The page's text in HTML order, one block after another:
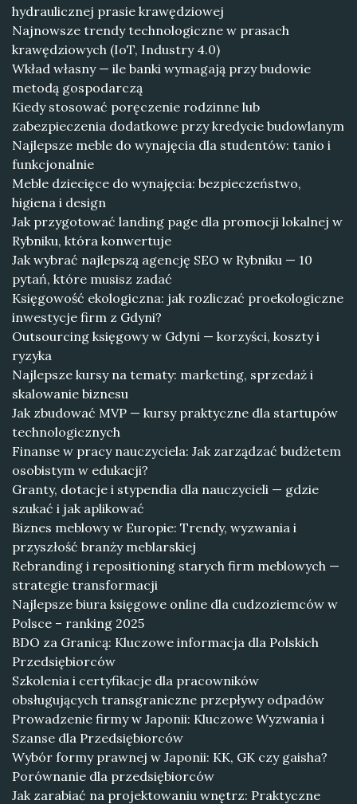
hydraulicznej prasie krawędziowej
Najnowsze trendy technologiczne w prasach
krawędziowych (IoT, Industry 4.0)
Wkład własny — ile banki wymagają przy budowie
metodą gospodarczą
Kiedy stosować poręczenie rodzinne lub
zabezpieczenia dodatkowe przy kredycie budowlanym
Najlepsze meble do wynajęcia dla studentów: tanio i
funkcjonalnie
Meble dziecięce do wynajęcia: bezpieczeństwo,
higiena i design
Jak przygotować landing page dla promocji lokalnej w
Rybniku, która konwertuje
Jak wybrać najlepszą agencję SEO w Rybniku — 10
pytań, które musisz zadać
Księgowość ekologiczna: jak rozliczać proekologiczne
inwestycje firm z Gdyni?
Outsourcing księgowy w Gdyni — korzyści, koszty i
ryzyka
Najlepsze kursy na tematy: marketing, sprzedaż i
skalowanie biznesu
Jak zbudować MVP — kursy praktyczne dla startupów
technologicznych
Finanse w pracy nauczyciela: Jak zarządzać budżetem
osobistym w edukacji?
Granty, dotacje i stypendia dla nauczycieli — gdzie
szukać i jak aplikować
Biznes meblowy w Europie: Trendy, wyzwania i
przyszłość branży meblarskiej
Rebranding i repositioning starych firm meblowych —
strategie transformacji
Najlepsze biura księgowe online dla cudzoziemców w
Polsce – ranking 2025
BDO za Granicą: Kluczowe informacja dla Polskich
Przedsiębiorców
Szkolenia i certyfikacje dla pracowników
obsługujących transgraniczne przepływy odpadów
Prowadzenie firmy w Japonii: Kluczowe Wyzwania i
Szanse dla Przedsiębiorców
Wybór formy prawnej w Japonii: KK, GK czy gaisha?
Porównanie dla przedsiębiorców
Jak zarabiać na projektowaniu wnętrz: Praktyczne